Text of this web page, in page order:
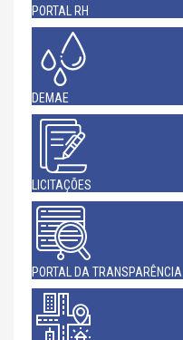
PORTAL RH
DEMAE
LICITAÇÕES
PORTAL DA TRANSPARÊNCIA